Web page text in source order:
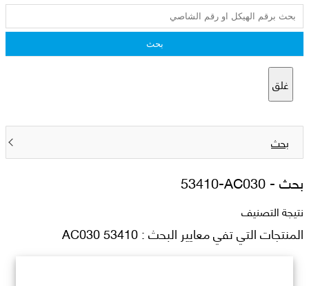
بحث
غلق
بحث
بحث -53410-AC030
نتيجة التصنيف
المنتجات التي تفي معايير البحث : 53410 AC030